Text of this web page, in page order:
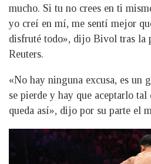
mucho. Si tu no crees en ti
yo creí en mí, me sentí mejor
disfruté todo», dijo Bivol tras la
Reuters.
«No hay ninguna excusa, es un
se pierde y hay que aceptarlo tal
queda así», dijo por su parte el